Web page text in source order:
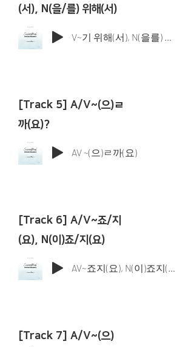
(서), N(을/를) 위해(서)
V~기 위해(서), N(을를) 위해(서)
[Track 5] A/V~(으)ㄹ
까(요)?
AV ~(으)ㄹ까(요)
[Track 6] A/V~죠/지
(요), N(이)죠/지(요)
AV~죠지(요), N(이)죠지(요)
[Track 7] A/V~(으)